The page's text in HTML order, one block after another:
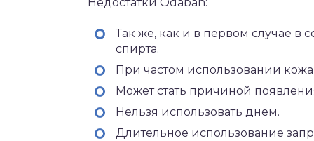
Так же, как и в первом случае в
спирта.
При частом использовании
Может стать причиной
Нельзя использовать днем.
Длительное использование